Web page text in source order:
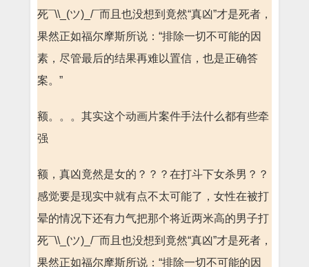
死¯\\_(ツ)_/¯而且也没想到竟然“真凶”才是死者，
果然正如福尔摩斯所说：“排除一切不可能的因
素，尽管最后的结果再难以置信，也是正确答
案。”
额。。。其实这个动画片案件手法什么都有些牵
强
额，真凶竟然是女的？？？在打斗下女杀男？？
感觉要是现实中就有点不太可能了，女性在被打
晕的情况下还有力气把那个将近两米高的男子打
死¯\\_(ツ)_/¯而且也没想到竟然“真凶”才是死者，
果然正如福尔摩斯所说：“排除一切不可能的因